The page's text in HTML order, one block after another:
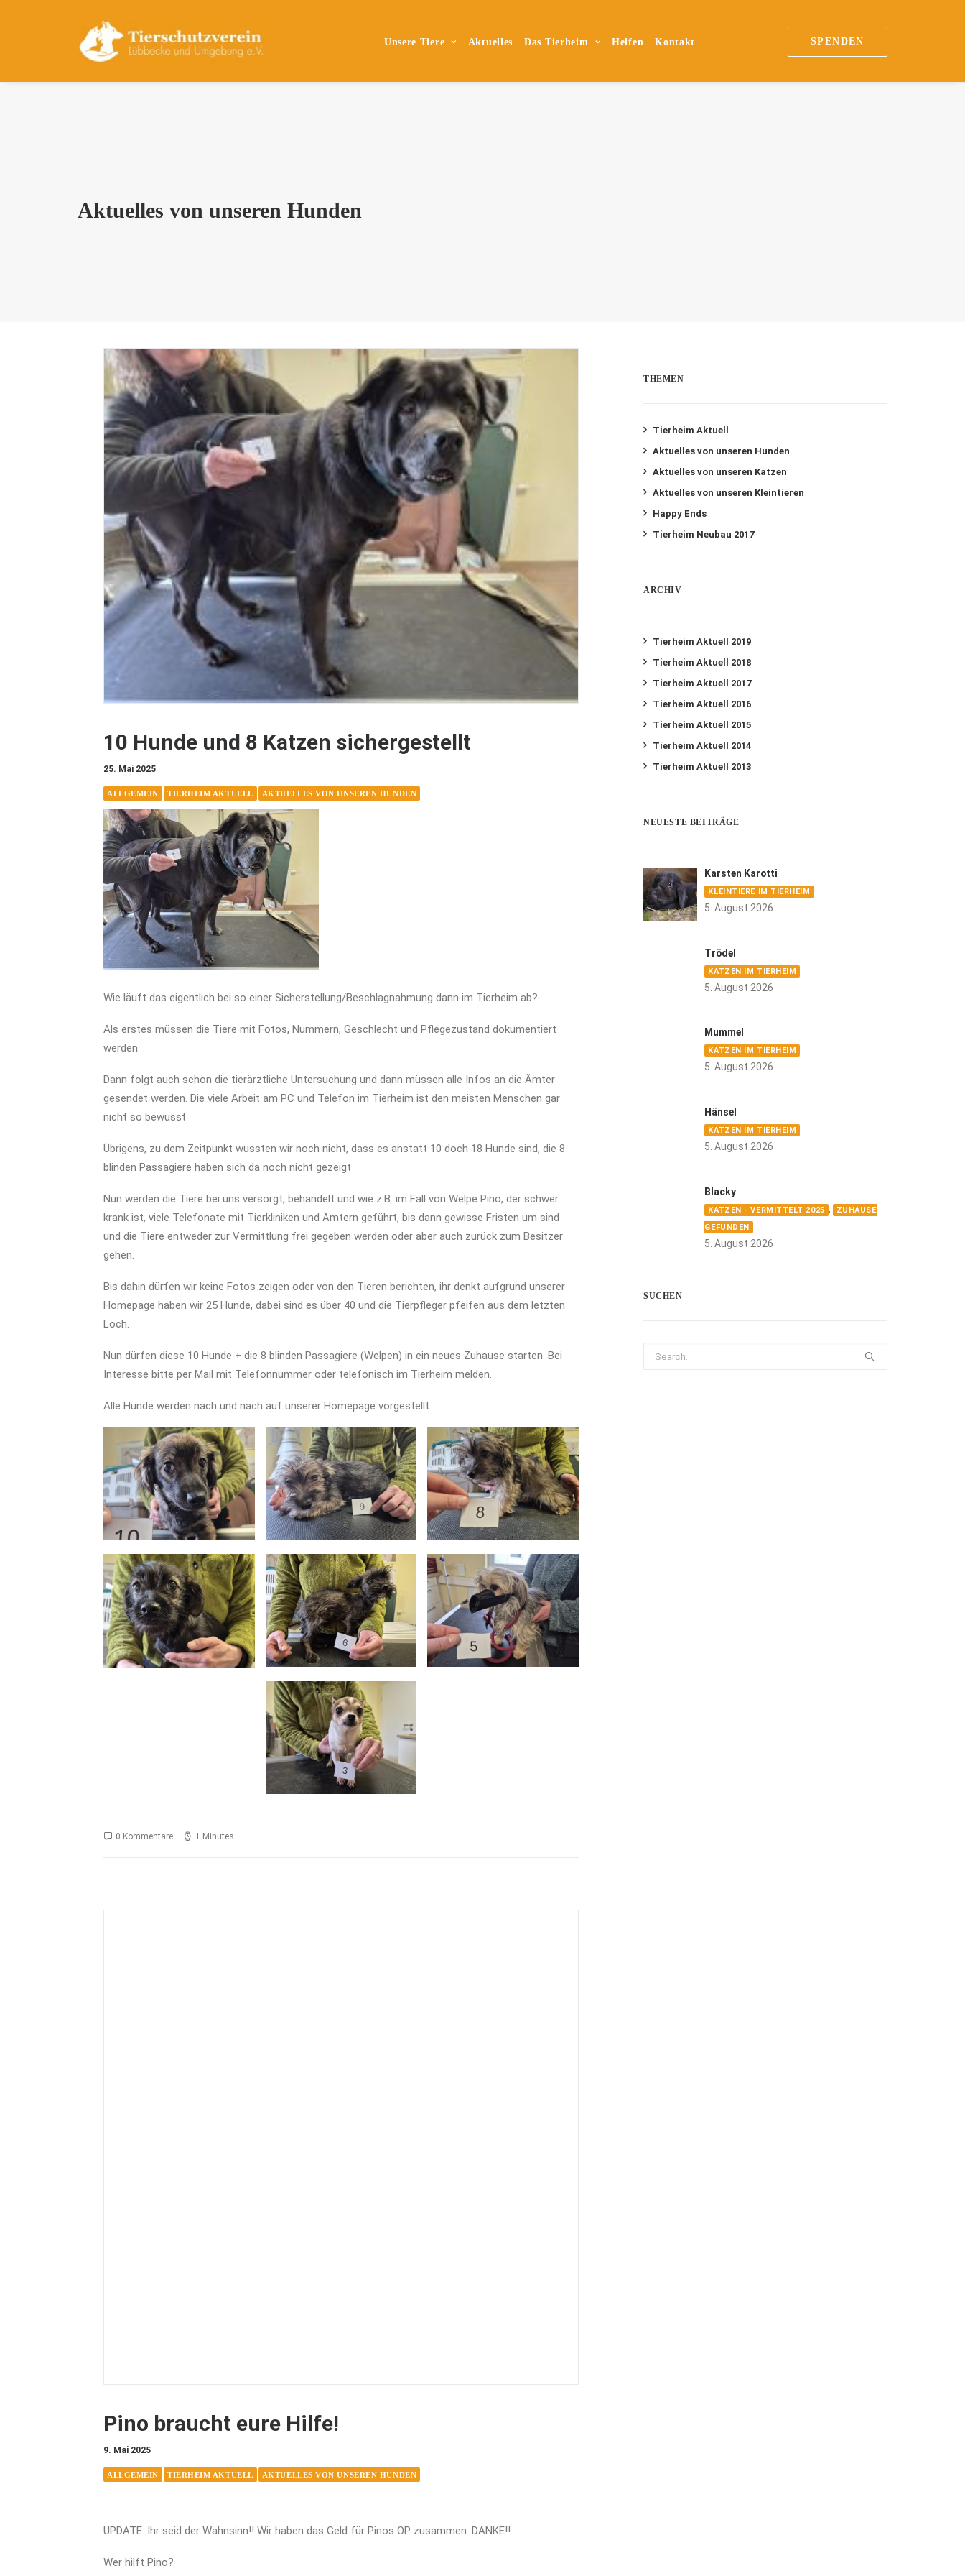
Unsere Tiere Aktuelles Das Tierheim Helfen Kontakt SPENDEN
Aktuelles von unseren Hunden
10 Hunde und 8 Katzen sichergestellt
25. Mai 2025
ALLGEMEIN TIERHEIM AKTUELL AKTUELLES VON UNSEREN HUNDEN
Wie läuft das eigentlich bei so einer Sicherstellung/Beschlagnahmung dann im Tierheim ab?
Als erstes müssen die Tiere mit Fotos, Nummern, Geschlecht und Pflegezustand dokumentiert
werden.
Dann folgt auch schon die tierärztliche Untersuchung und dann müssen alle Infos an die Ämter
gesendet werden. Die viele Arbeit am PC und Telefon im Tierheim ist den meisten Menschen gar
nicht so bewusst
Übrigens, zu dem Zeitpunkt wussten wir noch nicht, dass es anstatt 10 doch 18 Hunde sind, die 8
blinden Passagiere haben sich da noch nicht gezeigt
Nun werden die Tiere bei uns versorgt, behandelt und wie z.B. im Fall von Welpe Pino, der schwer
krank ist, viele Telefonate mit Tierkliniken und Ämtern geführt, bis dann gewisse Fristen um sind
und die Tiere entweder zur Vermittlung frei gegeben werden oder aber auch zurück zum Besitzer
gehen.
Bis dahin dürfen wir keine Fotos zeigen oder von den Tieren berichten, ihr denkt aufgrund unserer
Homepage haben wir 25 Hunde, dabei sind es über 40 und die Tierpfleger pfeifen aus dem letzten
Loch.
Nun dürfen diese 10 Hunde + die 8 blinden Passagiere (Welpen) in ein neues Zuhause starten. Bei
Interesse bitte per Mail mit Telefonnummer oder telefonisch im Tierheim melden.
Alle Hunde werden nach und nach auf unserer Homepage vorgestellt.
0 Kommentare 1 Minutes
Pino braucht eure Hilfe!
9. Mai 2025
ALLGEMEIN TIERHEIM AKTUELL AKTUELLES VON UNSEREN HUNDEN
UPDATE: Ihr seid der Wahnsinn!! Wir haben das Geld für Pinos OP zusammen. DANKE!!
Wer hilft Pino?
THEMEN
Tierheim Aktuell
Aktuelles von unseren Hunden
Aktuelles von unseren Katzen
Aktuelles von unseren Kleintieren
Happy Ends
Tierheim Neubau 2017
ARCHIV
Tierheim Aktuell 2019
Tierheim Aktuell 2018
Tierheim Aktuell 2017
Tierheim Aktuell 2016
Tierheim Aktuell 2015
Tierheim Aktuell 2014
Tierheim Aktuell 2013
NEUESTE BEITRÄGE
Karsten Karotti
KLEINTIERE IM TIERHEIM
5. August 2026
Trödel
KATZEN IM TIERHEIM
5. August 2026
Mummel
KATZEN IM TIERHEIM
5. August 2026
Hänsel
KATZEN IM TIERHEIM
5. August 2026
Blacky
KATZEN - VERMITTELT 2025 ,
ZUHAUSE
GEFUNDEN
5. August 2026
SUCHEN